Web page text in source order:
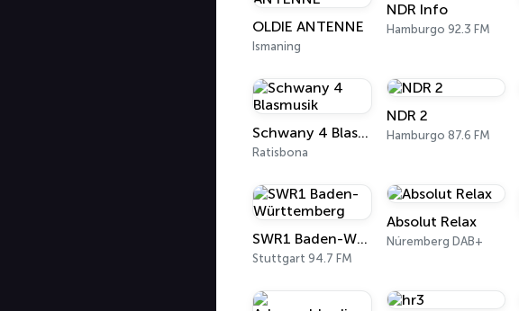
OLDIE ANTENNE
Ismaning
NDR Info
Hamburgo 92.3 FM
Schwany 4 Blasmusik
Ratisbona
NDR 2
Hamburgo 87.6 FM
SWR1 Baden-Württemberg
Stuttgart 94.7 FM
Absolut Relax
Núremberg DAB+